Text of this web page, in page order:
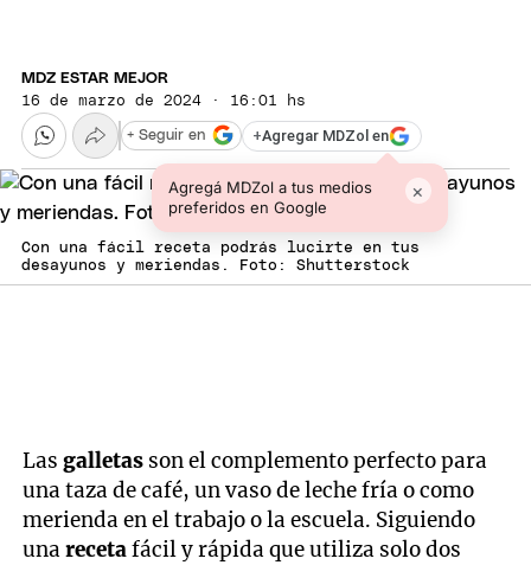
MDZ ESTAR MEJOR
16 de marzo de 2024 · 16:01 hs
+Agregar MDZol en
Agregá MDZol a tus medios
preferidos en Google
×
+ Seguir en
Con una fácil receta podrás lucirte en tus
desayunos y meriendas. Foto: Shutterstock
Lasgalletas son el complemento perfecto para
una taza de café, un vaso de leche fría o como
merienda en el trabajo o la escuela. Siguiendo
unarecetafácil y rápida que utiliza solo dos